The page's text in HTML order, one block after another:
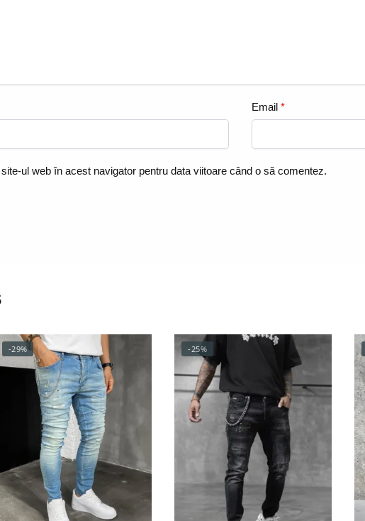
Email *
ul web în acest navigator pentru data viitoare când o să comentez.
-29% -25%